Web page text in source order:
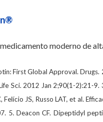
moderno de
First Global Approval.
Sci. 2012 Jan 2;90(1-2):21-
Felício JS, Russo LAT, et al.
5. Deacon CF. Dipeptidyl